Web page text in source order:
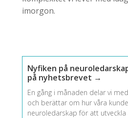
imorgon.
Nyfiken på
på nyhetsbrevet →
En gång i månaden delar vi
och berättar om hur våra
neuroledarskap för att utveckla